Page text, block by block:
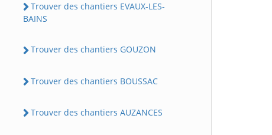
Trouver des chantiers EVAUX-LES-
BAINS
Trouver des chantiers GOUZON
Trouver des chantiers BOUSSAC
Trouver des chantiers AUZANCES